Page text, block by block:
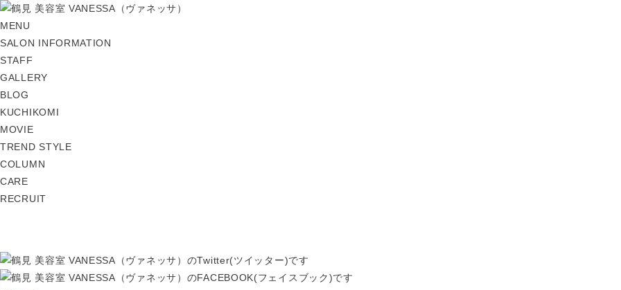
MENU
SALON INFORMATION
STAFF
GALLERY
BLOG
KUCHIKOMI
MOVIE
TREND STYLE
COLUMN
CARE
RECRUIT